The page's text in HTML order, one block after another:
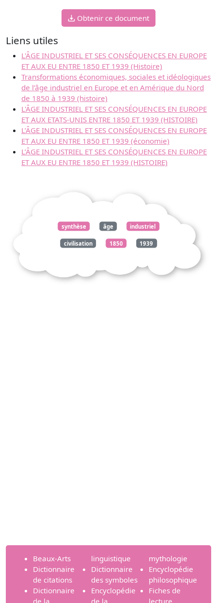
Obtenir ce document
Liens utiles
L'ÂGE INDUSTRIEL ET SES CONSÉQUENCES EN EUROPE
ET AUX EU ENTRE 1850 ET 1939 (Histoire)
Transformations économiques, sociales et idéologiques
de l’âge industriel en Europe et en Amérique du Nord
de 1850 à 1939 (histoire)
L'ÂGE INDUSTRIEL ET SES CONSÉQUENCES EN EUROPE
ET AUX ETATS-UNIS ENTRE 1850 ET 1939 (HISTOIRE)
L’ÂGE INDUSTRIEL ET SES CONSÉQUENCES EN EUROPE
ET AUX EU ENTRE 1850 ET 1939 (économie)
L’ÂGE INDUSTRIEL ET SES CONSÉQUENCES EN EUROPE
ET AUX EU ENTRE 1850 ET 1939 (HISTOIRE)
synthèse âge industriel
civilisation 1850 1939
germinal
Beaux-Arts
Dictionnaire
de citations
Dictionnaire
linguistique
Dictionnaire
des symboles
Encyclopédie
mythologie
Encyclopédie
philosophique
Fiches de